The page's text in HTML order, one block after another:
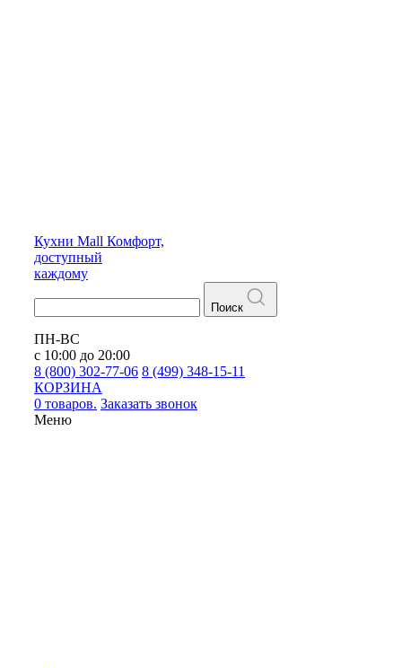
Кухни Mall Комфорт,
доступный
каждому
Поиск
ПН-ВС
с 10:00 до 20:00
8 (800) 302-77-06 8 (499) 348-15-11
КОРЗИНА
0 товаров. Заказать звонок
Меню